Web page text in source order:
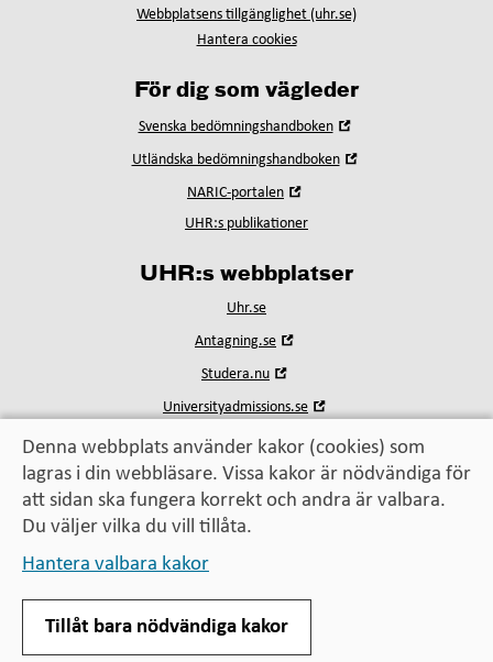
Webbplatsens tillgänglighet (uhr.se)
Hantera cookies
För dig som vägleder
Svenska bedömningshandboken
nytt
Utländska bedömningshandboken
NARIC-portalen
nytt
UHR:s publikationer
UHR:s webbplatser
Uhr.se
Antagning.se
fönster
Studera.nu
nytt
Universityadmissions.se
i
nytt
fönster
Utbildning, utbyte, utveckling
– för alla som vill vidare
Denna webbplats använder kakor (cookies) som
lagras i din webbläsare. Vissa kakor är nödvändiga för
att sidan ska fungera korrekt och andra är valbara.
Du väljer vilka du vill tillåta.
Hantera valbara kakor
Tillåt bara nödvändiga kakor